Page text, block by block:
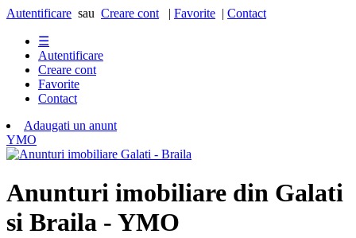
Autentificare sau Creare cont | Favorite | Contact
☰
Autentificare
Creare cont
Favorite
Contact
Adaugati un anunt
YMO
Anunturi imobiliare din Galati
si Braila - YMO